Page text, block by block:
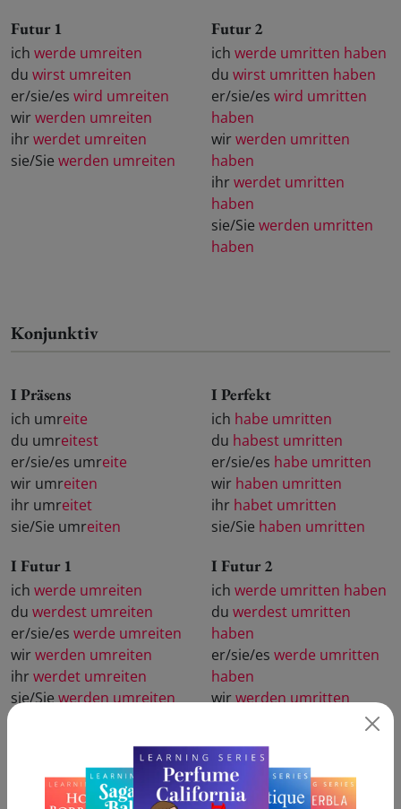
Futur 1
ich werde umreiten
du wirst umreiten
er/sie/es wird umreiten
wirwerden umreiten
ihrwerdet umreiten
sie/Sie werden umreiten
Futur 2
ich werde umritten haben
du wirst umritten haben
er/sie/es wird umritten
haben
wirwerden umritten
haben
ihrwerdet umritten
haben
sie/Sie werden umritten
haben
Konjunktiv
I Präsens
ich umreite
du umreitest
er/sie/es umreite
wir umreiten
ihr umreitet
sie/Sie umreiten
I Perfekt
ich habe umritten
du habest umritten
er/sie/es habe umritten
wir haben umritten
ihr habet umritten
sie/Sie haben umritten
I Futur 1
ich werde umreiten
du werdest umreiten
er/sie/es werde umreiten
wirwerden umreiten
ihrwerdet umreiten
sie/Siewerden umreiten
I Futur 2
ich werde umritten haben
du werdest umritten
haben
er/sie/es werde umritten
haben
wirwerden umritten
haben
sie/Sie
werden umritten